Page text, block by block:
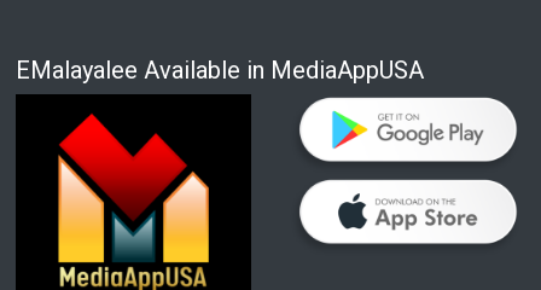
EMalayalee Available in MediaAppUSA